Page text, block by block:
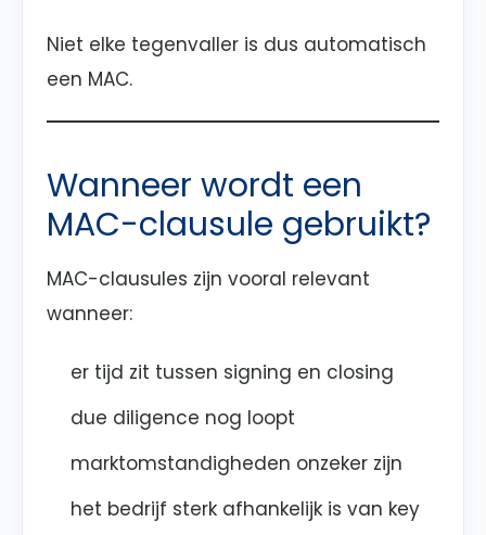
Niet elke tegenvaller is dus automatisch
een MAC.
Wanneer wordt een
MAC-clausule gebruikt?
MAC-clausules zijn vooral relevant
wanneer:
er tijd zit tussen signing en closing
due diligence nog loopt
marktomstandigheden onzeker zijn
het bedrijf sterk afhankelijk is van key